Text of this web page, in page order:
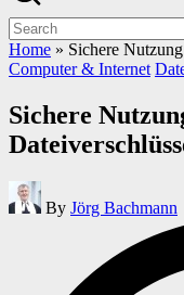
Search
for:
Home » Sichere
Posted
Computer & Internet
Sichere
Posted
by
By Jörg Bachmann